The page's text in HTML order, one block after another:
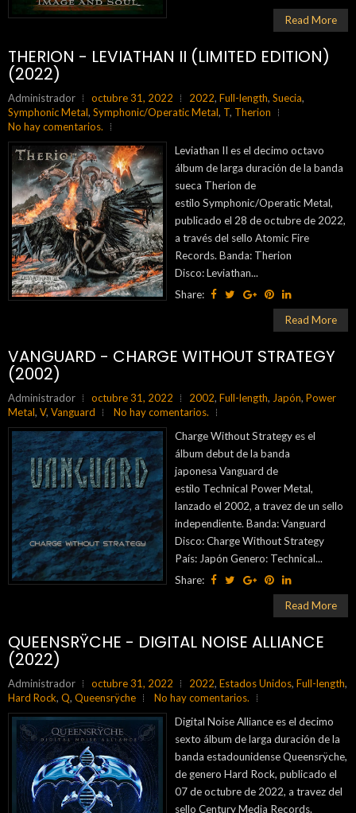
Read More
THERION - LEVIATHAN II (LIMITED EDITION)
(2022)
Administrador octubre 31, 2022 2022, Full-length, Suecia,
Symphonic Metal, Symphonic/Operatic Metal, T, Therion
No hay comentarios.
Leviathan II es el decimo octavo
álbum de larga duración de la banda
sueca Therion de
estilo Symphonic/Operatic Metal,
publicado el 28 de octubre de 2022,
a través del sello Atomic Fire
Records. Banda: Therion
Disco: Leviathan...
Share:
Read More
VANGUARD - CHARGE WITHOUT STRATEGY
(2002)
Administrador octubre 31, 2022 2002, Full-length, Japón, Power
Metal, V, Vanguard
No hay comentarios.
Charge Without Strategy es el
álbum debut de la banda
japonesa Vanguard de
estilo Technical Power Metal,
lanzado el 2002, a travez de un sello
independiente. Banda: Vanguard
Disco: Charge Without Strategy
País: Japón Genero: Technical...
Share:
Read More
QUEENSRŸCHE - DIGITAL NOISE ALLIANCE
(2022)
Administrador octubre 31, 2022 2022, Estados Unidos, Full-length,
Hard Rock, Q, Queensrÿche
No hay comentarios.
Digital Noise Alliance es el decimo
sexto álbum de larga duración de la
banda estadounidense Queensrÿche,
de genero Hard Rock, publicado el
07 de octubre de 2022, a travez del
sello Century Media Records.